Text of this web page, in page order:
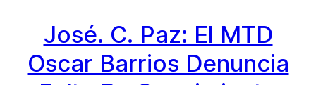
José. C. Paz: El MTD
Oscar Barrios Denuncia